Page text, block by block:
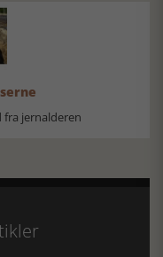
jernalderen